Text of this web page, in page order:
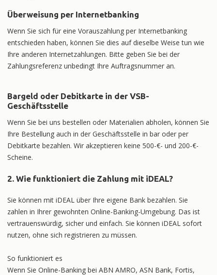
Überweisung per Internetbanking
Wenn Sie sich für eine Vorauszahlung per Internetbanking
entschieden haben, können Sie dies auf dieselbe Weise tun wie
Ihre anderen Internetzahlungen. Bitte geben Sie bei der
Zahlungsreferenz unbedingt Ihre Auftragsnummer an.
Bargeld oder Debitkarte in der VSB-
Geschäftsstelle
Wenn Sie bei uns bestellen oder Materialien abholen, können Sie
Ihre Bestellung auch in der Geschäftsstelle in bar oder per
Debitkarte bezahlen. Wir akzeptieren keine 500-€- und 200-€-
Scheine.
2. Wie funktioniert die Zahlung mit iDEAL?
Sie können mit iDEAL über Ihre eigene Bank bezahlen. Sie
zahlen in Ihrer gewohnten Online-Banking-Umgebung. Das ist
vertrauenswürdig, sicher und einfach. Sie können iDEAL sofort
nutzen, ohne sich registrieren zu müssen.
So funktioniert es
Wenn Sie Online-Banking bei ABN AMRO, ASN Bank, Fortis,